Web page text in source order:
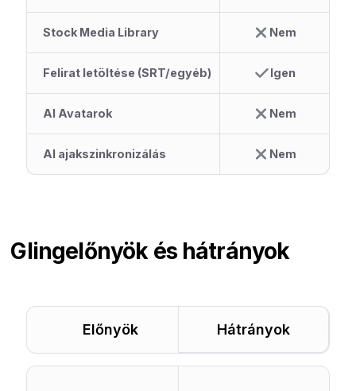
Stock Media Library Nem
Felirat letöltése (SRT/egyéb) Igen
AI Avatarok Nem
AI ajakszinkronizálás Nem
Glingelőnyök és hátrányok
Előnyök Hátrányok